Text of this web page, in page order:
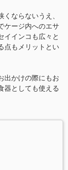
ならないうえ、
ケージ内へのエサ
イインコも広々と
点もメリットとい
出かけの際にもお
器としても使える